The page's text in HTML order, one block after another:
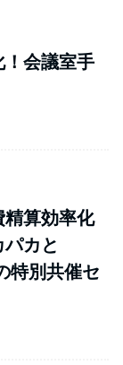
！会議室手
精算効率化
カと
特別共催セ